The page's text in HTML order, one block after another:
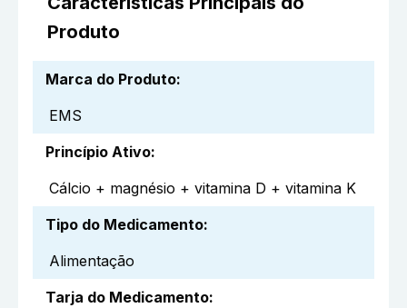
Produto
Marca do Produto:
EMS
Princípio Ativo:
Cálcio + magnésio + vitamina D + vitamina K
Tipo do Medicamento:
Alimentação
Tarja do Medicamento: